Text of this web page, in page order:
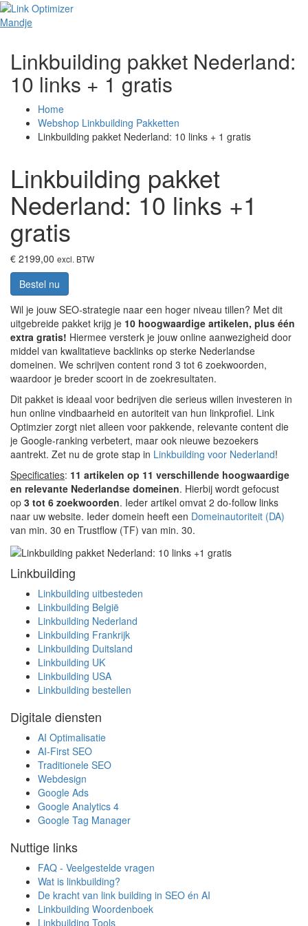
Mandje
Linkbuilding pakket Nederland:
10 links + 1 gratis
Home
Webshop Linkbuilding Pakketten
Linkbuilding pakket Nederland: 10 links + 1 gratis
Linkbuilding pakket
Nederland: 10 links +1
gratis
€ 2199,00 excl. BTW
Bestel nu
Wil je jouw SEO-strategie naar een hoger niveau tillen? Met dit
uitgebreide pakket krijg je 10 hoogwaardige artikelen, plus één
extra gratis! Hiermee versterk je jouw online aanwezigheid door
middel van kwalitatieve backlinks op sterke Nederlandse
domeinen. We schrijven content rond 3 tot 6 zoekwoorden,
waardoor je breder scoort in de zoekresultaten.
Dit pakket is ideaal voor bedrijven die serieus willen investeren in
hun online vindbaarheid en autoriteit van hun linkprofiel. Link
Optimzier zorgt niet alleen voor pakkende, relevante content die
je Google-ranking verbetert, maar ook nieuwe bezoekers
aantrekt. Zet nu de grote stap in Linkbuilding voor Nederland!
Specificaties: 11 artikelen op 11 verschillende hoogwaardige
en relevante Nederlandse domeinen. Hierbij wordt gefocust
op 3 tot 6 zoekwoorden. Ieder artikel omvat 2 do-follow links
naar uw website. Ieder domein heeft een Domeinautoriteit (DA)
van min. 30 en Trustflow (TF) van min. 30.
Linkbuilding
Linkbuilding uitbesteden
Linkbuilding België
Linkbuilding Nederland
Linkbuilding Frankrijk
Linkbuilding Duitsland
Linkbuilding UK
Linkbuilding USA
Linkbuilding bestellen
Digitale diensten
AI Optimalisatie
AI-First SEO
Traditionele SEO
Webdesign
Google Ads
Google Analytics 4
Google Tag Manager
Nuttige links
FAQ - Veelgestelde vragen
Wat is linkbuilding?
De kracht van link building in SEO én AI
Linkbuilding Woordenboek
Linkbuilding Tools